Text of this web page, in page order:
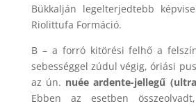
Bükkalján legelterjedtebb
Riolittufa Formáció.
B – a forró kitörési felhő a
sebességgel zúdul végig, óriási
az ún. nuée ardente-jellegű
Ebben az esetben